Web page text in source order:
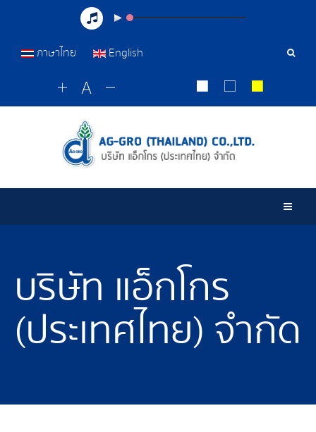
ภาษาไทย English
บริษัท แอ็กโกร
(ประเทศไทย) จำกัด